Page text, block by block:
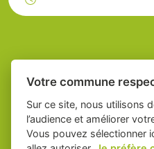
Votre commune
Sur ce site, nous utilisons
l’audience et améliorer
Vous pouvez sélectionner